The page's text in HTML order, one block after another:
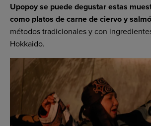
Upopoy se puede degustar estas
como platos de carne de ciervo y
métodos tradicionales y con
Hokkaido.